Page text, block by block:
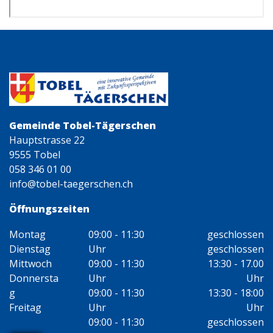
Öffnungszeiten
Gemeinde Tobel-Tägerschen
Hauptstrasse 22
9555 Tobel
058 346 01 00
info@tobel-taegerschen.ch
Montag
Dienstag
Mittwoch
Donnersta
g
Freitag
09:00 - 11:30
Uhr
09:00 - 11:30
Uhr
09:00 - 11:30
Uhr
09:00 - 11:30
geschlossen
geschlossen
13:30 - 17.00
Uhr
13:30 - 18:00
Uhr
geschlossen